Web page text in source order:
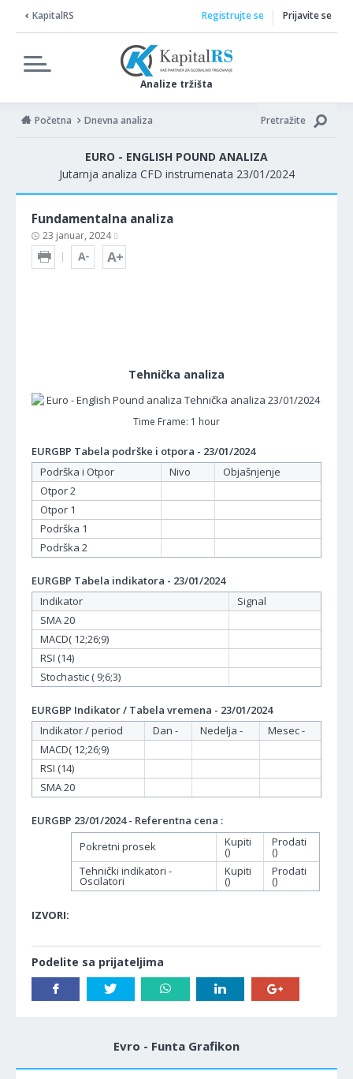
KapitalRS
Analize tržišta
Registrujte se Prijavite se
Početna Dnevna analiza Pretražite
EURO - ENGLISH POUND ANALIZA
Jutarnja analiza CFD instrumenata 23/01/2024
Fundamentalna analiza
23 januar, 2024
Tehnička analiza
Time Frame: 1 hour
EURGBP Tabela podrške i otpora - 23/01/2024
Podrška i Otpor
Nivo
Objašnjenje
Otpor 2
Otpor 1
Podrška 1
Podrška 2
EURGBP Tabela indikatora - 23/01/2024
Indikator
Signal
SMA 20
MACD( 12;26;9)
RSI (14)
Stochastic ( 9;6;3)
EURGBP Indikator / Tabela vremena - 23/01/2024
Indikator / period
Dan - Nedelja -
Mesec -
MACD( 12;26;9)
RSI (14)
SMA 20
EURGBP 23/01/2024 - Referentna cena :
Pokretni prosek
Kupiti
()
Prodati
()
Tehnički indikatori -
Oscilatori
Kupiti
()
Prodati
()
IZVORI:
Podelite sa prijateljima
Evro - Funta Grafikon